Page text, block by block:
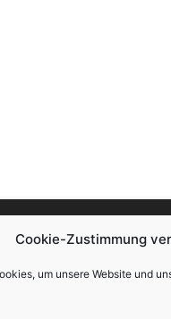
Cookie-Zustimmung
um unsere Website und
und unterhält —